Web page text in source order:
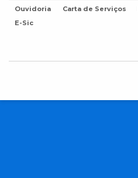
Ouvidoria Carta de Serviços
E-Sic